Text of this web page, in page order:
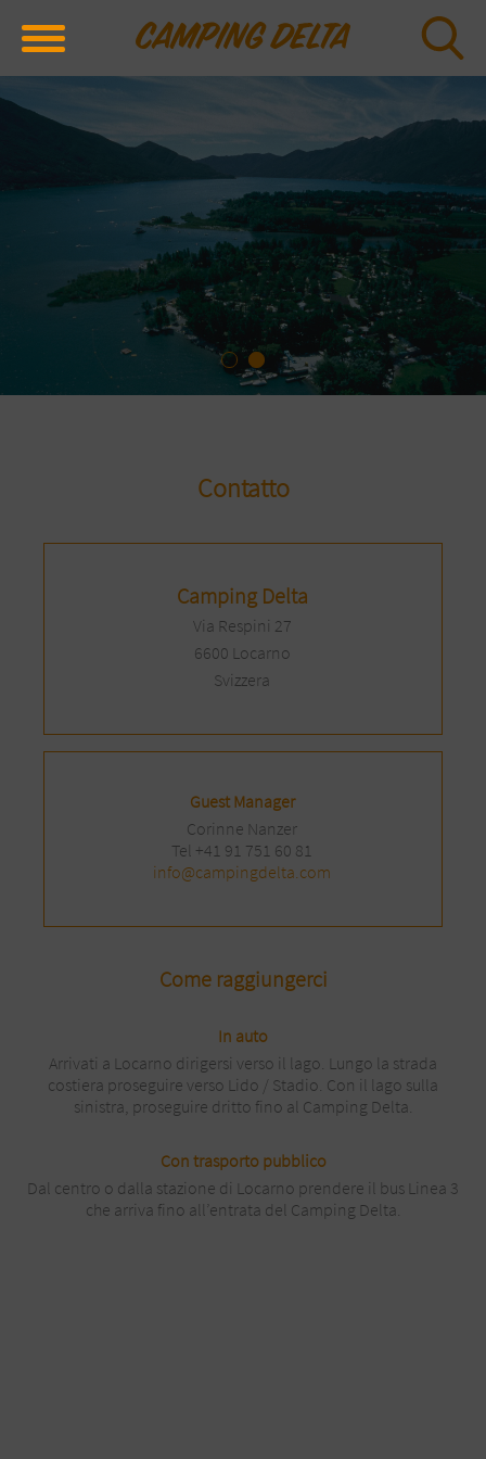
Contatto
Camping Delta
Via Respini 27
6600 Locarno
Svizzera
Guest Manager
Corinne Nanzer
Tel +41 91 751 60 81
info@campingdelta.com
Come raggiungerci
In auto
Arrivati a Locarno dirigersi verso il lago. Lungo la strada
costiera proseguire verso Lido / Stadio. Con il lago sulla
sinistra, proseguire dritto fino al Camping Delta.
Con trasporto pubblico
Dal centro o dalla stazione di Locarno prendere il bus Linea 3
che arriva fino all’entrata del Camping Delta.